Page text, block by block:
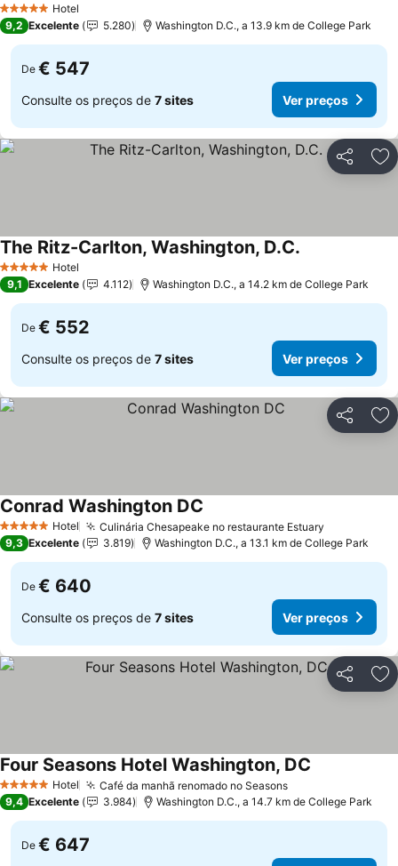
5 Estrelas Hotel
9,2 Excelente 5.280 Washington D.C., a 13.9 km de College Park
De € 547
Consulte os preços de 7 sites Ver preços
Partilhar
5 Estrelas Hotel
The Ritz-Carlton, Washington, D.C.
9,1 Excelente 4.112 Washington D.C., a 14.2 km de College Park
De € 552
Consulte os preços de 7 sites Ver preços
Partilhar
5 Estrelas Hotel Culinária Chesapeake no restaurante Estuary
Conrad Washington DC
9,3 Excelente 3.819 Washington D.C., a 13.1 km de College Park
De € 640
Consulte os preços de 7 sites Ver preços
Partilhar
5 Estrelas Hotel Café da manhã renomado no SeasonsVer preços
Four Seasons Hotel Washington, DC
9,4 Excelente 3.984 Washington D.C., a 14.7 km de College Park
De € 647